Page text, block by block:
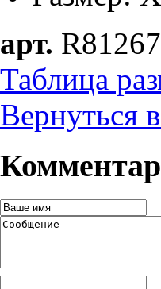
арт.
Таблица
Вернуться